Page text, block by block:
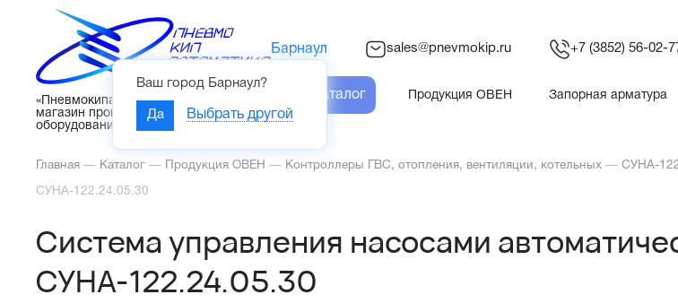
«Пневмокипавтоматика» – интернет-
магазин промышленного
оборудования
Барнаул
Ваш город Барнаул?
Да Выбрать другой
sales@pnevmokip.ru +7 (3852) 56-02-
Каталог Продукция ОВЕН Запорная арматура
Главная — Каталог — Продукция ОВЕН — Контроллеры ГВС, отопления, вентиляции, котельных — СУНА-
СУНА-122.24.05.30
Система управления насосами
СУНА-122.24.05.30